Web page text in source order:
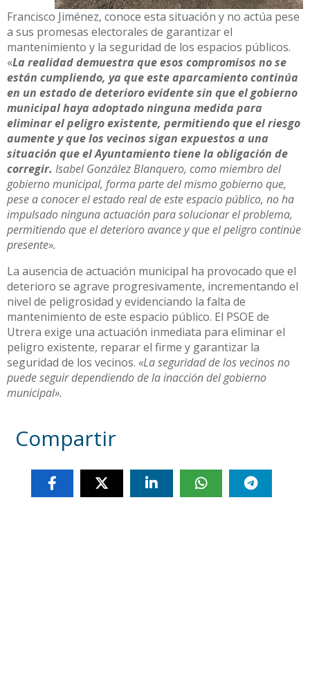
Francisco Jiménez, conoce esta situación y no actúa pese
a sus promesas electorales de garantizar el
mantenimiento y la seguridad de los espacios públicos.
«La realidad demuestra que esos compromisos no se
están cumpliendo, ya que este aparcamiento continúa
en un estado de deterioro evidente sin que el gobierno
municipal haya adoptado ninguna medida para
eliminar el peligro existente, permitiendo que el riesgo
aumente y que los vecinos sigan expuestos a una
situación que el Ayuntamiento tiene la obligación de
corregir. Isabel González Blanquero, como miembro del
gobierno municipal, forma parte del mismo gobierno que,
pese a conocer el estado real de este espacio público, no ha
impulsado ninguna actuación para solucionar el problema,
permitiendo que el deterioro avance y que el peligro continúe
presente».
La ausencia de actuación municipal ha provocado que el
deterioro se agrave progresivamente, incrementando el
nivel de peligrosidad y evidenciando la falta de
mantenimiento de este espacio público. El PSOE de
Utrera exige una actuación inmediata para eliminar el
peligro existente, reparar el firme y garantizar la
seguridad de los vecinos. «La seguridad de los vecinos no
puede seguir dependiendo de la inacción del gobierno
municipal».
Compartir